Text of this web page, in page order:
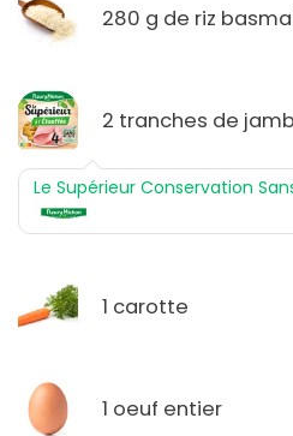
280 g de riz
2 tranches de
Le Supérieur Conservation
1 carotte
1 oeuf entier